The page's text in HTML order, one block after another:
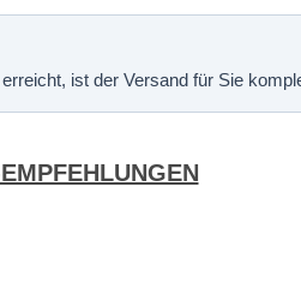
ist der Versand für Sie